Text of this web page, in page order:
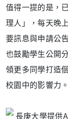
值得一提的是，
理人」，每天晚
要訊息與申請公
也鼓勵學生公開
領更多同學打造
校園中的影響力。